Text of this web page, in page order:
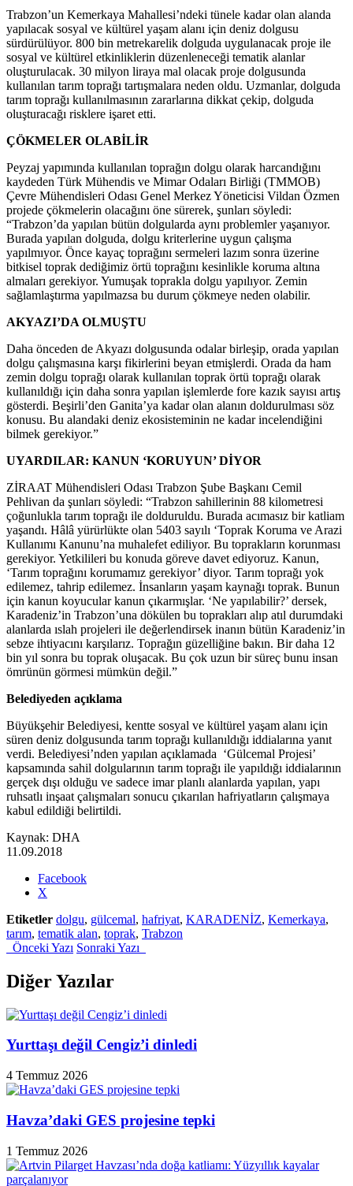
Trabzon’un Kemerkaya Mahallesi’ndeki tünele kadar olan alanda
yapılacak sosyal ve kültürel yaşam alanı için deniz dolgusu
sürdürülüyor. 800 bin metrekarelik dolguda uygulanacak proje ile
sosyal ve kültürel etkinliklerin düzenleneceği tematik alanlar
oluşturulacak. 30 milyon liraya mal olacak proje dolgusunda
kullanılan tarım toprağı tartışmalara neden oldu. Uzmanlar, dolguda
tarım toprağı kullanılmasının zararlarına dikkat çekip, dolguda
oluşturacağı risklere işaret etti.
ÇÖKMELER OLABİLİR
Peyzaj yapımında kullanılan toprağın dolgu olarak harcandığını
kaydeden Türk Mühendis ve Mimar Odaları Birliği (TMMOB)
Çevre Mühendisleri Odası Genel Merkez Yöneticisi Vildan Özmen
projede çökmelerin olacağını öne sürerek, şunları söyledi:
“Trabzon’da yapılan bütün dolgularda aynı problemler yaşanıyor.
Burada yapılan dolguda, dolgu kriterlerine uygun çalışma
yapılmıyor. Önce kayaç toprağını sermeleri lazım sonra üzerine
bitkisel toprak dediğimiz örtü toprağını kesinlikle koruma altına
almaları gerekiyor. Yumuşak toprakla dolgu yapılıyor. Zemin
sağlamlaştırma yapılmazsa bu durum çökmeye neden olabilir.
AKYAZI’DA OLMUŞTU
Daha önceden de Akyazı dolgusunda odalar birleşip, orada yapılan
dolgu çalışmasına karşı fikirlerini beyan etmişlerdi. Orada da ham
zemin dolgu toprağı olarak kullanılan toprak örtü toprağı olarak
kullanıldığı için daha sonra yapılan işlemlerde fore kazık sayısı artış
gösterdi. Beşirli’den Ganita’ya kadar olan alanın doldurulması söz
konusu. Bu alandaki deniz ekosisteminin ne kadar incelendiğini
bilmek gerekiyor.”
UYARDILAR: KANUN ‘KORUYUN’ DİYOR
ZİRAAT Mühendisleri Odası Trabzon Şube Başkanı Cemil
Pehlivan da şunları söyledi: “Trabzon sahillerinin 88 kilometresi
çoğunlukla tarım toprağı ile dolduruldu. Burada acımasız bir katliam
yaşandı. Hâlâ yürürlükte olan 5403 sayılı ‘Toprak Koruma ve Arazi
Kullanımı Kanunu’na muhalefet ediliyor. Bu toprakların korunması
gerekiyor. Yetkilileri bu konuda göreve davet ediyoruz. Kanun,
‘Tarım toprağını korumamız gerekiyor’ diyor. Tarım toprağı yok
edilemez, tahrip edilemez. İnsanların yaşam kaynağı toprak. Bunun
için kanun koyucular kanun çıkarmışlar. ‘Ne yapılabilir?’ dersek,
Karadeniz’in Trabzon’una dökülen bu toprakları alıp atıl durumdaki
alanlarda ıslah projeleri ile değerlendirsek inanın bütün Karadeniz’in
sebze ihtiyacını karşılarız. Toprağın güzelliğine bakın. Bir daha 12
bin yıl sonra bu toprak oluşacak. Bu çok uzun bir süreç bunu insan
ömrünün görmesi mümkün değil.”
Belediyeden açıklama
Büyükşehir Belediyesi, kentte sosyal ve kültürel yaşam alanı için
süren deniz dolgusunda tarım toprağı kullanıldığı iddialarına yanıt
verdi. Belediyesi’nden yapılan açıklamada ‘Gülcemal Projesi’
kapsamında sahil dolgularının tarım toprağı ile yapıldığı iddialarının
gerçek dışı olduğu ve sadece imar planlı alanlarda yapılan, yapı
ruhsatlı inşaat çalışmaları sonucu çıkarılan hafriyatların çalışmaya
kabul edildiği belirtildi.
Kaynak: DHA
11.09.2018
Share
"Birinci
sınıf
tarım
dolgu
için
denize
döküldü"
Facebook
X
Etiketler dolgu, gülcemal, hafriyat, KARADENİZ, Kemerkaya,
tarım, tematik alan, toprak, Trabzon
Önceki Yazı Sonraki Yazı
Diğer Yazılar
Yurttaşı değil Cengiz’i dinledi
4 Temmuz 2026
Havza’daki GES projesine tepki
1 Temmuz 2026